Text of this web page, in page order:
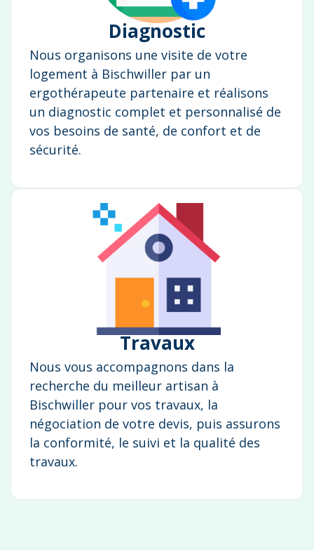
Diagnostic
Nous organisons une visite de votre
logement à Bischwiller par un
ergothérapeute partenaire et réalisons
un diagnostic complet et personnalisé de
vos besoins de santé, de confort et de
sécurité.
Travaux
Nous vous accompagnons dans la
recherche du meilleur artisan à
Bischwiller pour vos travaux, la
négociation de votre devis, puis assurons
la conformité, le suivi et la qualité des
travaux.